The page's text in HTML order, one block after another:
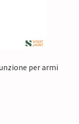
per armi